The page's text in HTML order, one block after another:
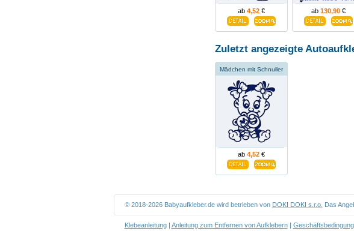
ab 4,52€ ab 130,90€
Zuletzt angezeigte
Mädchen mit Schnuller
ab 4,52€
© 2018-2026 Babyaufkleber.de wird betrieben von DOKI DOKI s.r.o. Das
Klebeanleitung| Anleitung zum Entfernen von Aufklebern|